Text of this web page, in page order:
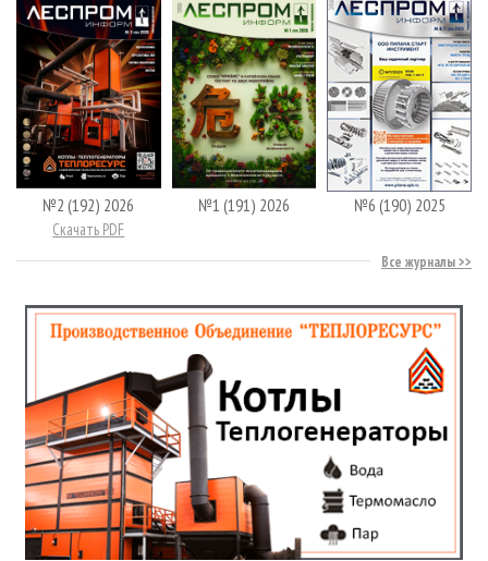
№2 (192) 2026
Скачать PDF
№1 (191) 2026 №6 (190) 2025
Все журналы